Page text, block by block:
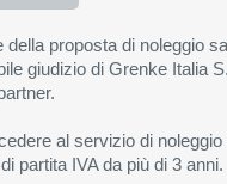
della proposta di noleggio
giudizio di Grenke Italia
al servizio di
partita IVA da più di 3 anni.